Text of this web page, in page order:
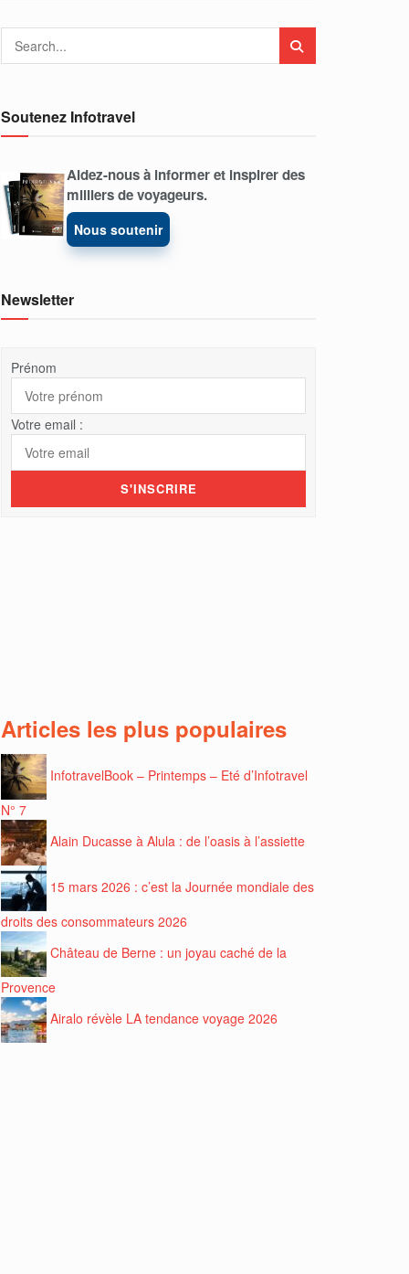
Soutenez Infotravel
Aidez-nous à informer et inspirer des
milliers de voyageurs.
Nous soutenir
Newsletter
Prénom
Votre email :
Articles les plus populaires
InfotravelBook – Printemps – Eté d’Infotravel
N° 7
Alain Ducasse à Alula : de l’oasis à l’assiette
15 mars 2026 : c’est la Journée mondiale des
droits des consommateurs 2026
Château de Berne : un joyau caché de la
Provence
Airalo révèle LA tendance voyage 2026